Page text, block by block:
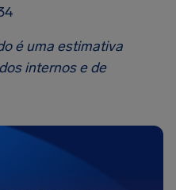
é uma estimativa
internos e de